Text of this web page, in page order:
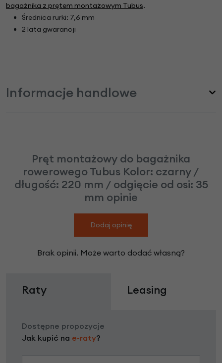
bagażnika z prętem montażowym Tubus.
Średnica rurki: 7,6 mm
2 lata gwarancji
Informacje handlowe
Pręt montażowy do bagażnika
rowerowego Tubus Kolor: czarny /
długość: 220 mm / odgięcie od osi: 35
mm opinie
Dodaj opinię
Brak opinii. Może warto dodać własną?
Raty Leasing
Dostępne propozycje
Jak kupić na e-raty?